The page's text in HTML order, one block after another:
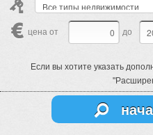
цена от до
Если вы хотите указать